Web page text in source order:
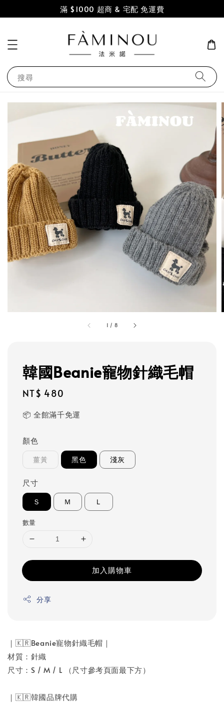
滿 $1000 超商 & 宅配 免運費
搜尋
1 / 8
韓國Beanie寵物針織毛帽
Regular
NT$ 480
📦 全館滿千免運
顏色
薑黃 黑色 淺灰
尺寸
Ｓ Ｍ Ｌ
數量
加入購物車
分享
｜🇰🇷Beanie寵物針織毛帽｜
材質：針織
尺寸：S / M / L （尺寸參考頁面最下方）
｜🇰🇷韓國品牌代購